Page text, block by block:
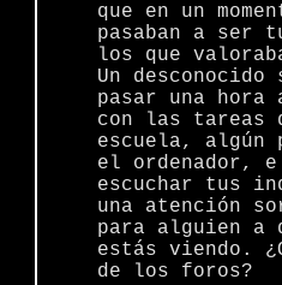
que en un
pasaban a ser
los que
Un desconocido
pasar una hora
con las tareas
escuela, algún
el ordenador,
escuchar tus
una atención
para alguien a
estás viendo.
de los foros?